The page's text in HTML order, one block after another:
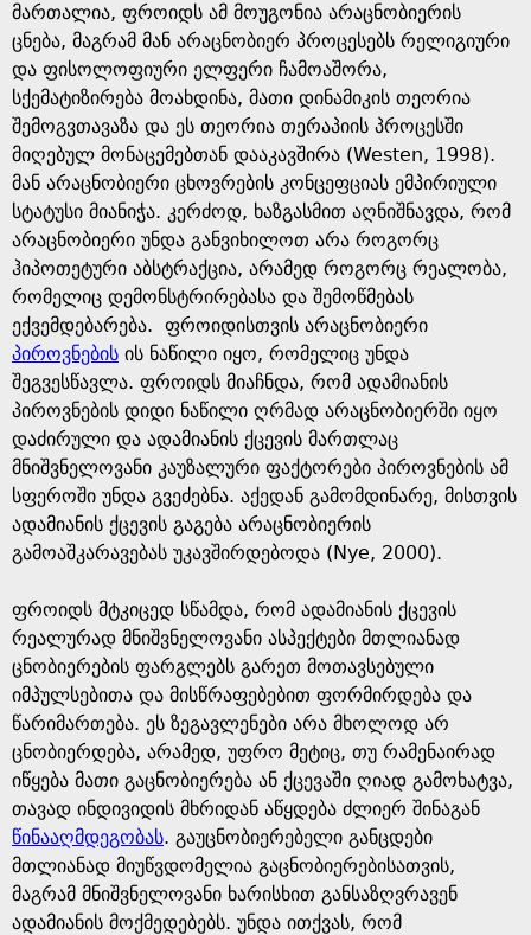
მართალია, ფროიდს ამ მოუგონია არაცნობიერის
ცნება, მაგრამ მან არაცნობიერ პროცესებს რელიგიური
და ფისოლოფიური ელფერი ჩამოაშორა,
სქემატიზირება მოახდინა, მათი დინამიკის თეორია
შემოგვთავაზა და ეს თეორია თერაპიის პროცესში
მიღებულ მონაცემებთან დააკავშირა (Westen, 1998).
მან არაცნობიერი ცხოვრების კონცეფციას ემპირიული
სტატუსი მიანიჭა. კერძოდ, ხაზგასმით აღნიშნავდა, რომ
არაცნობიერი უნდა განვიხილოთ არა როგორც
ჰიპოთეტური აბსტრაქცია, არამედ როგორც რეალობა,
რომელიც დემონსტრირებასა და შემოწმებას
ექვემდებარება. ფროიდისთვის არაცნობიერი
პიროვნების ის ნაწილი იყო, რომელიც უნდა
შეგვესწავლა. ფროიდს მიაჩნდა, რომ ადამიანის
პიროვნების დიდი ნაწილი ღრმად არაცნობიერში იყო
დაძირული და ადამიანის ქცევის მართლაც
მნიშვნელოვანი კაუზალური ფაქტორები პიროვნების ამ
სფეროში უნდა გვეძებნა. აქედან გამომდინარე, მისთვის
ადამიანის ქცევის გაგება არაცნობიერის
გამოაშკარავებას უკავშირდებოდა (Nye, 2000).
ფროიდს მტკიცედ სწამდა, რომ ადამიანის ქცევის
რეალურად მნიშვნელოვანი ასპექტები მთლიანად
ცნობიერების ფარგლებს გარეთ მოთავსებული
იმპულსებითა და მისწრაფებებით ფორმირდება და
წარიმართება. ეს ზეგავლენები არა მხოლოდ არ
ცნობიერდება, არამედ, უფრო მეტიც, თუ რამენაირად
იწყება მათი გაცნობიერება ან ქცევაში ღიად გამოხატვა,
თავად ინდივიდის მხრიდან აწყდება ძლიერ შინაგან
წინააღმდეგობას. გაუცნობიერებელი განცდები
მთლიანად მიუწვდომელია გაცნობიერებისათვის,
მაგრამ მნიშვნელოვანი ხარისხით განსაზღვრავენ
ადამიანის მოქმედებებს. უნდა ითქვას, რომ